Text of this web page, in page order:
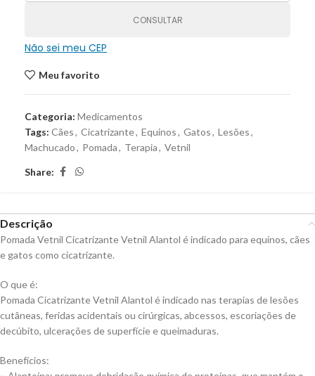
CONSULTAR
Não sei meu CEP
Meu favorito
Categoria: Medicamentos
Tags: Cães, Cicatrizante, Equinos, Gatos, Lesões,
Machucado, Pomada, Terapia, Vetnil
Share:
Descrição
Pomada Vetnil Cicatrizante Vetnil Alantol é indicado para equinos, cães
e gatos como cicatrizante.
O que é:
Pomada Cicatrizante Vetnil Alantol é indicado nas terapias de lesões
cutâneas, feridas acidentais ou cirúrgicas, abcessos, escoriações de
decúbito, ulcerações de superfície e queimaduras.
Benefícios: